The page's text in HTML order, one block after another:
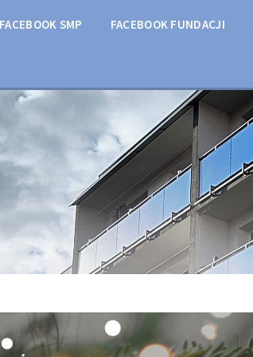
FACEBOOK SMP FACEBOOK FUNDACJI